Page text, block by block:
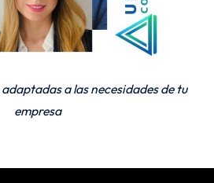
a las necesidades de tu
empresa